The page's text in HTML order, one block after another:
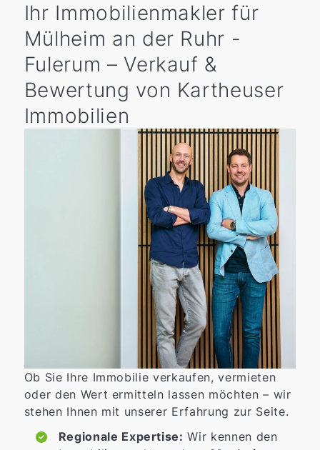
Ihr Immobilienmakler für
Mülheim an der Ruhr -
Fulerum – Verkauf &
Bewertung von Kartheuser
Immobilien
Ob Sie Ihre Immobilie verkaufen, vermieten
oder den Wert ermitteln lassen möchten – wir
stehen Ihnen mit unserer Erfahrung zur Seite.
Regionale Expertise: Wir kennen den